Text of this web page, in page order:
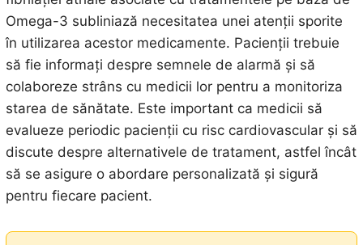
Omega-3 subliniază necesitatea unei atenții sporite
în utilizarea acestor medicamente. Pacienții trebuie
să fie informați despre semnele de alarmă și să
colaboreze strâns cu medicii lor pentru a monitoriza
starea de sănătate. Este important ca medicii să
evalueze periodic pacienții cu risc cardiovascular și să
discute despre alternativele de tratament, astfel încât
să se asigure o abordare personalizată și sigură
pentru fiecare pacient.